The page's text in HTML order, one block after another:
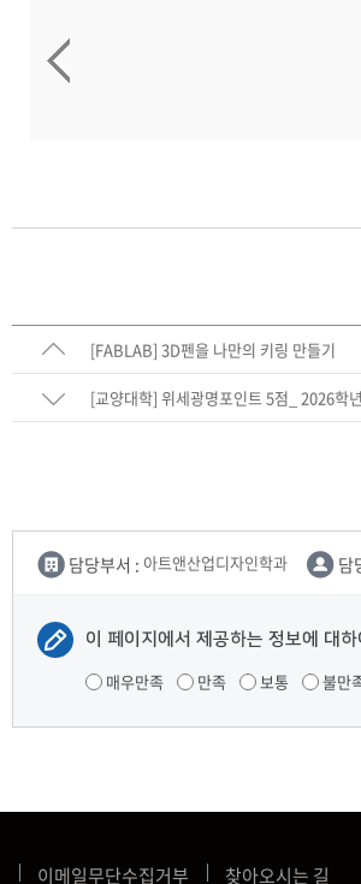
[FABLAB] 3D펜을 나만의 키링 만들기
[교양대학] 위세광명포인트 5점_ 2026학
담당부서 : 아트앤산업디자인학과 담
이 페이지에서 제공하는 정보에 대
매우만족 만족 보통 불만
이메일무단수집거부 찾아오시는 길